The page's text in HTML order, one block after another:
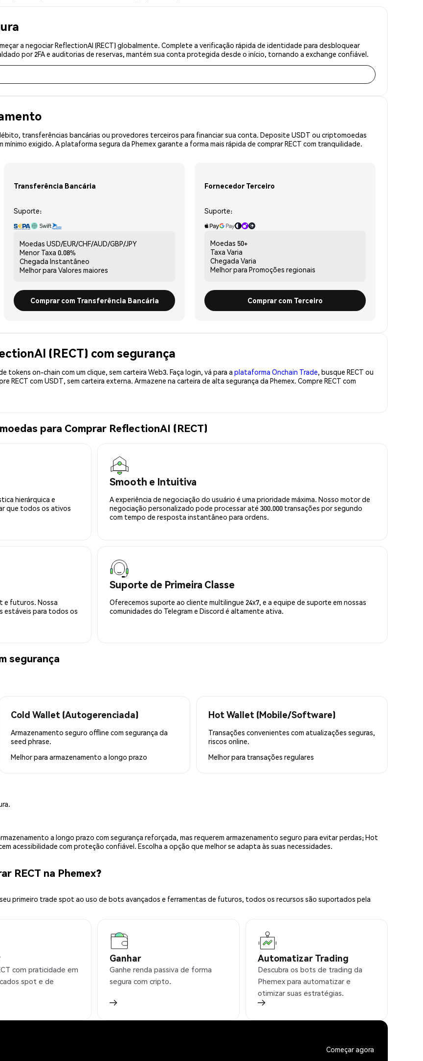
a negociar ReflectionAI (RECT) globalmente. Complete a verificação rápida de identidade para desbloquear
por 2FA e auditorias de reservas, mantém sua conta protegida desde o início, tornando a exchange confiável.
transferências bancárias ou provedores terceiros para financiar sua conta. Deposite USDT ou criptomoedas
exigido. A plataforma segura da Phemex garante a forma mais rápida de comprar RECT com tranquilidade.
Transferência Bancária
Suporte:
Moedas USD/EUR/CHF/AUD/GBP/JPY
Menor Taxa 0.08%
Chegada Instantâneo
Melhor para Valores maiores
Comprar com Transferência Bancária
Fornecedor Terceiro
Suporte:
Moedas 50+
Taxa Varia
Chegada Varia
Melhor para Promoções regionais
Comprar com Terceiro
(RECT) com segurança
tokens on-chain com um clique, sem carteira Web3. Faça login, vá para a plataforma Onchain Trade, busque RECT ou
com USDT, sem carteira externa. Armazene na carteira de alta segurança da Phemex. Compre RECT com
para Comprar ReflectionAI (RECT)
hierárquica e
que todos os ativos
Smooth e Intuitiva
A experiência de negociação do usuário é uma prioridade máxima. Nosso motor de
negociação personalizado pode processar até 300.000 transações por segundo
com tempo de resposta instantâneo para ordens.
e futuros. Nossa
estáveis para todos os
Suporte de Primeira Classe
Oferecemos suporte ao cliente multilingue 24x7, e a equipe de suporte em nossas
comunidades do Telegram e Discord é altamente ativa.
segurança
Cold Wallet (Autogerenciada)
Armazenamento seguro offline com segurança da
seed phrase.
Melhor para armazenamento a longo prazo
Hot Wallet (Mobile/Software)
Transações convenientes com atualizações seguras,
riscos online.
Melhor para transações regulares
a longo prazo com segurança reforçada, mas requerem armazenamento seguro para evitar perdas; Hot
acessibilidade com proteção confiável. Escolha a opção que melhor se adapta às suas necessidades.
RECT na Phemex?
primeiro trade spot ao uso de bots avançados e ferramentas de futuros, todos os recursos são suportados pela
com praticidade em
spot e de
Ganhar
Ganhe renda passiva de forma
segura com cripto.
Automatizar Trading
Descubra os bots de trading da
Phemex para automatizar e
otimizar suas estratégias.
Começar agora